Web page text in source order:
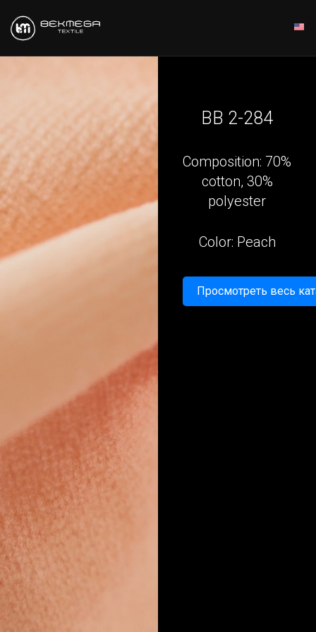
BB 2-284
Composition: 70%
cotton, 30%
polyester
Color: Peach
Просмотреть весь